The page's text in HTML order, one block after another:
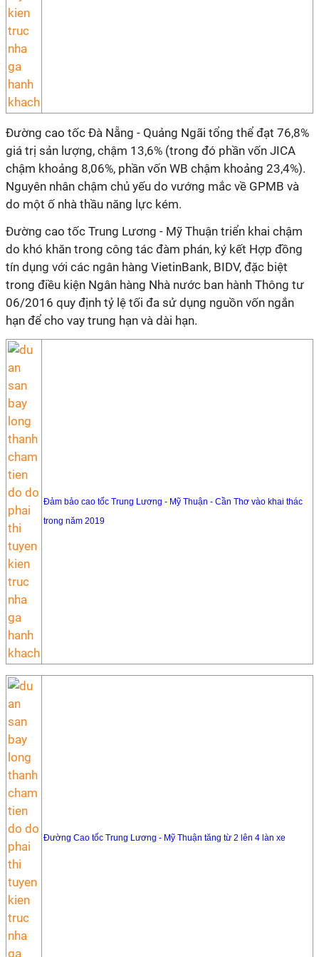
Đường cao tốc Đà Nẵng - Quảng Ngãi tổng thể đạt 76,8%
giá trị sản lượng, chậm 13,6% (trong đó phần vốn JICA
chậm khoảng 8,06%, phần vốn WB chậm khoảng 23,4%).
Nguyên nhân chậm chủ yếu do vướng mắc về GPMB và
do một ố nhà thầu năng lực kém.
Đường cao tốc Trung Lương - Mỹ Thuận triển khai chậm
do khó khăn trong công tác đàm phán, ký kết Hợp đồng
tín dụng với các ngân hàng VietinBank, BIDV, đặc biệt
trong điều kiện Ngân hàng Nhà nước ban hành Thông tư
06/2016 quy định tỷ lệ tối đa sử dụng nguồn vốn ngắn
hạn để cho vay trung hạn và dài hạn.
Đảm bảo cao tốc Trung Lương - Mỹ Thuận - Cần Thơ vào khai thác
trong năm 2019
Đường Cao tốc Trung Lương - Mỹ Thuận tăng từ 2 lên 4 làn xe